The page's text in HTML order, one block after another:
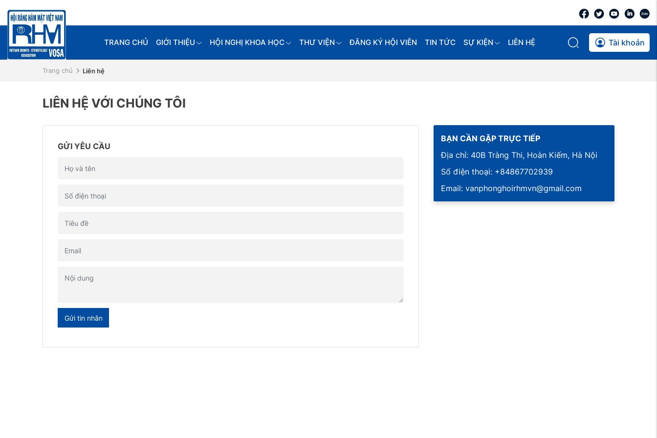
TRANG CHỦ GIỚI THIỆU HỘI NGHỊ KHOA HỌC THƯ VIỆN ĐĂNG KÝ HỘI VIÊN TIN TỨC SỰ KIỆN LIÊN HỆ Tài khoản
Trang chủ Liên hệ
LIÊN HỆ VỚI CHÚNG TÔI
GỬI YÊU CẦU
Gửi tin nhắn
BẠN CẦN GẶP TRỰC TIẾP
Địa chỉ: 40B Tràng Thi, Hoàn Kiếm, Hà Nội
Số điện thoại: +84867702939
Email: vanphonghoirhmvn@gmail.com